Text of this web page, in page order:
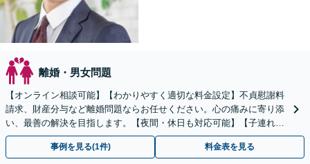
離婚・男女問題
【オンライン相談可能】【わかりやすく適切な料金設定】不貞慰謝料
請求、財産分与など離婚問題ならお任せください。心の痛みに寄り添
い、最善の解決を目指します。【夜間・休日も対応可能】【子連れ相
談可能】【藤崎駅徒歩5分】【弁護士歴7年】
事例を見る(1件) 料金表を見る